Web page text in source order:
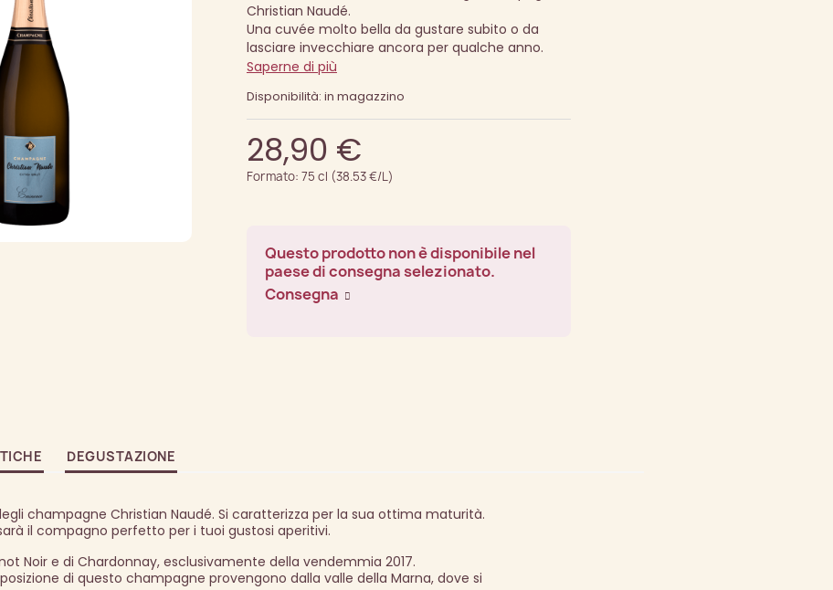
Christian Naudé.
Una cuvée molto bella da gustare subito o da
lasciare invecchiare ancora per qualche anno.
Saperne di più
Disponibilità: in magazzino
28,90 €
Formato: 75 cl (38.53 €/L)
Questo prodotto non è disponibile nel
paese di consegna selezionato.
Consegna
DEGUSTAZIONE
champagne Christian Naudé. Si caratterizza per la sua ottima maturità.
il compagno perfetto per i tuoi gustosi aperitivi.
Noir e di Chardonnay, esclusivamente della vendemmia 2017.
di questo champagne provengono dalla valle della Marna, dove si